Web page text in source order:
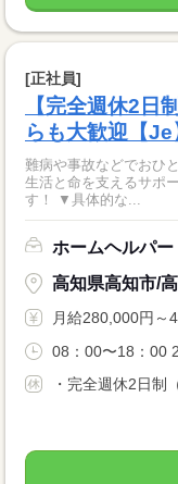
[正社員]
【完全週休2日
らも大歓迎【Je
難病や事故などでおひ
生活と命を支えるサポート行います。 ◎未
す！ ▼具体的な...
ホームヘルパー
高知県高知市/
月給280,000円～
08：00〜18：00
・完全週休2日制